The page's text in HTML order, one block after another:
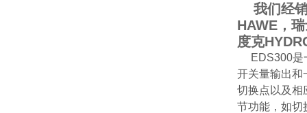
我们经销
HAWE，
度克
EDS300是
开关量输出和
切换点以及相
节功能，如切